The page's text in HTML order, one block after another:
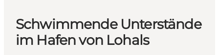
Outdoor & bike
Essen & trinken
Übernachtung
Schwimmende Unterstände
im Hafen von Lohals